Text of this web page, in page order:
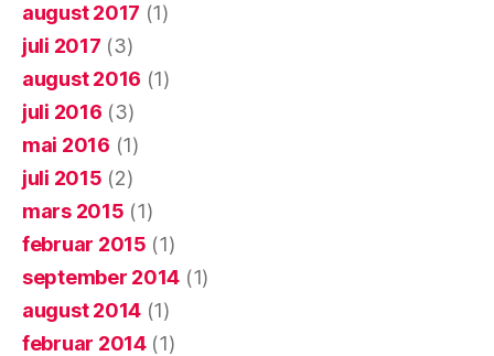
august 2017 (1)
juli 2017 (3)
august 2016 (1)
juli 2016 (3)
mai 2016 (1)
juli 2015 (2)
mars 2015 (1)
februar 2015 (1)
september 2014 (1)
august 2014 (1)
februar 2014(1)